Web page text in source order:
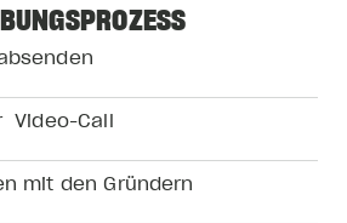
Video-Call
mit den Gründern